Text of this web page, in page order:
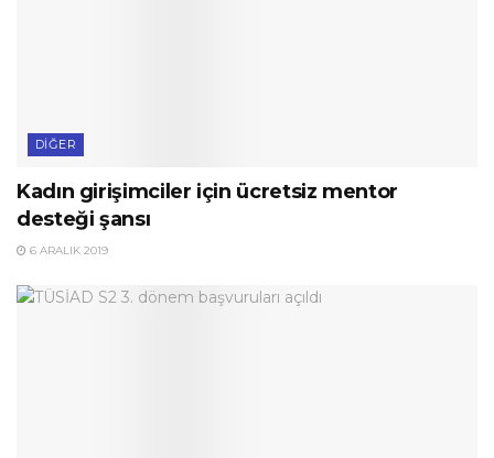
DIĞER
Kadın girişimciler için ücretsiz mentor
desteği şansı
6 ARALIK 2019